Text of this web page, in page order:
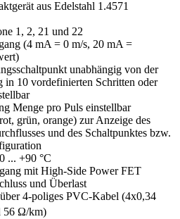
aus Edelstahl 1.4571
1, 2, 21 und 22
(4 mA = 0 m/s, 20 mA =
unabhängig von der
in 10 vordefinierten Schritten oder
Menge pro Puls einstellbar
grün, orange) zur Anzeige des
und des Schaltpunktes bzw.
... +90 °C
mit High-Side Power FET
und Überlast
4-poliges PVC-Kabel (4x0,34
56 Ω/km)